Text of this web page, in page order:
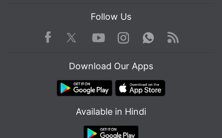
Follow Us
Facebook TwitterYoutube
Instagram WhatsApp
Rss
Download Our Apps
Available in Hindi